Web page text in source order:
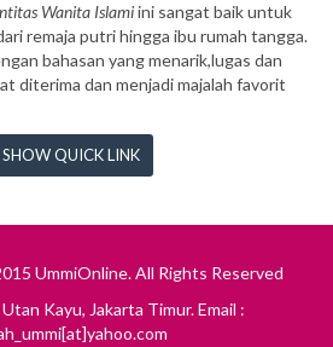
Wanita Islamiini sangat baik untuk
remaja putri hingga ibu rumah tangga.
bahasan yang menarik,lugas dan
diterima dan menjadi majalah favorit
SHOW QUICK LINK
UmmiOnline. All Rights Reserved
Kayu, Jakarta Timur. Email :